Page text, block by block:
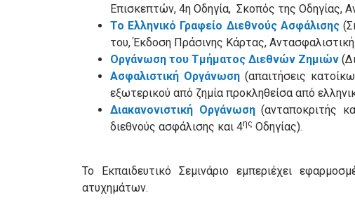
Επισκεπτών, 4η Οδηγία, Σκοπός της
Το Ελληνικό Γραφείο Διεθνούς Ασφάλισης
του, Έκδοση Πράσινης Κάρτας,
Οργάνωση του Τμήματος Διεθνών Ζημιών
Ασφαλιστική Οργάνωση (απαιτήσεις
εξωτερικού από ζημία προκληθείσα από
Διακανονιστική Οργάνωση (ανταποκριτής
διεθνούς ασφάλισης και 4ης Οδηγίας).
Το Εκπαιδευτικό Σεμινάριο εμπεριέχει
ατυχημάτων.